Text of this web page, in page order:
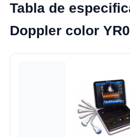
Tabla de
Doppler color